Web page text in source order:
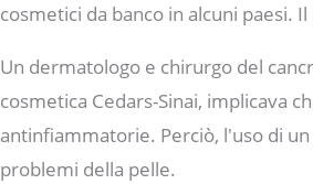
cosmetici da banco in alcuni paesi.
Un dermatologo e chirurgo del
cosmetica Cedars-Sinai, implicava
antinfiammatorie. Perciò, l'uso di
problemi della pelle.